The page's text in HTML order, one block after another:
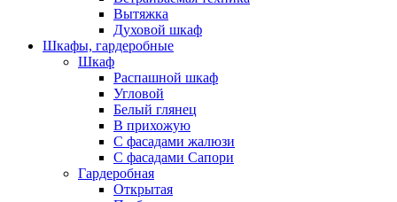
Вытяжка
Духовой шкаф
Шкафы, гардеробные
Шкаф
Распашной шкаф
Угловой
Белый глянец
В прихожую
C фасадами жалюзи
C фасадами Сапори
Гардеробная
Открытая